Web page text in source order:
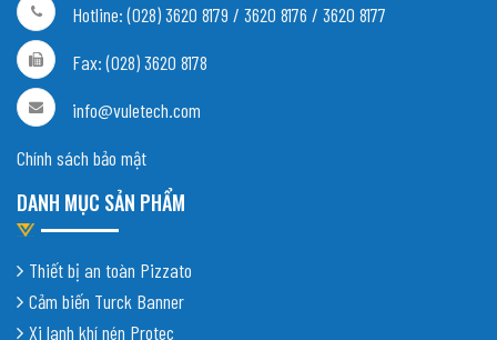
Hotline: (028) 3620 8179 / 3620 8176 / 3620 8177
Fax: (028) 3620 8178
info@vuletech.com
Chính sách bảo mật
DANH MỤC SẢN PHẨM
Thiết bị an toàn Pizzato
Cảm biến Turck Banner
Xi lanh khí nén Protec